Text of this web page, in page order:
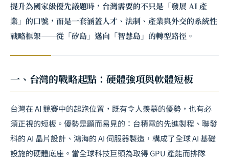
提升為國家級優先議題時，台灣需要的不只是「發展 AI 產
業」的口號，而是一套涵蓋人才、法制、產業與外交的系統性
戰略框架——從「矽島」邁向「智慧島」的轉型路徑。
一、台灣的戰略起點：硬體強項與軟體短板
台灣在 AI 競賽中的起跑位置，既有令人羨慕的優勢，也有必
須正視的短板。優勢是顯而易見的：台積電的先進製程、聯發
科的 AI 晶片設計、鴻海的 AI 伺服器製造，構成了全球 AI 基礎
設施的硬體底座。當全球科技巨頭為取得 GPU 產能而排隊